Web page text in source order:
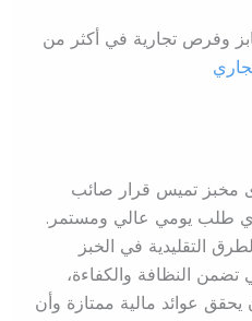
وفرص تجارية في أكثر من
مخبز تميس قرار صائب
طلب يومي عالي ومستمر.
التقليدية في الخبز
تضمن النظافة والكفاءة،
عوائد مالية ممتازة وأن